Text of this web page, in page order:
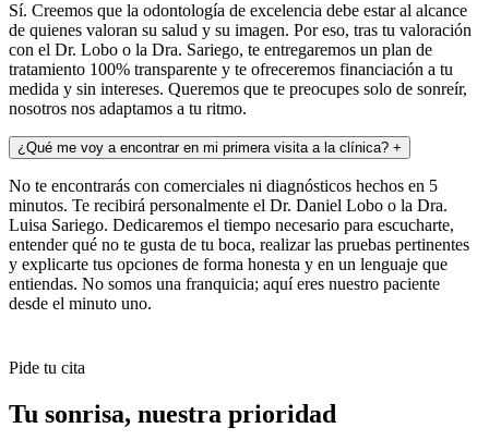
Sí. Creemos que la odontología de excelencia debe estar al alcance
de quienes valoran su salud y su imagen. Por eso, tras tu valoración
con el Dr. Lobo o la Dra. Sariego, te entregaremos un plan de
tratamiento 100% transparente y te ofreceremos financiación a tu
medida y sin intereses. Queremos que te preocupes solo de sonreír,
nosotros nos adaptamos a tu ritmo.
¿Qué me voy a encontrar en mi primera visita a la clínica? +
No te encontrarás con comerciales ni diagnósticos hechos en 5
minutos. Te recibirá personalmente el Dr. Daniel Lobo o la Dra.
Luisa Sariego. Dedicaremos el tiempo necesario para escucharte,
entender qué no te gusta de tu boca, realizar las pruebas pertinentes
y explicarte tus opciones de forma honesta y en un lenguaje que
entiendas. No somos una franquicia; aquí eres nuestro paciente
desde el minuto uno.
Pide tu cita
Tu sonrisa, nuestra prioridad